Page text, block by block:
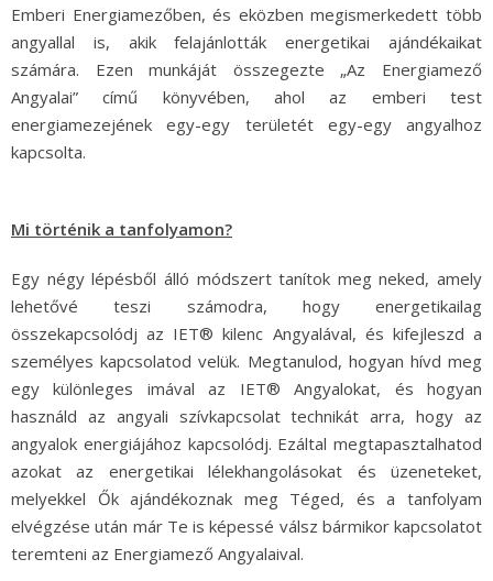
Emberi Energiamezőben, és eközben megismerkedett több
angyallal is, akik felajánlották energetikai ajándékaikat
számára. Ezen munkáját összegezte „Az Energiamező
Angyalai” című könyvében, ahol az emberi test
energiamezejének egy-egy területét egy-egy angyalhoz
kapcsolta.
Mi történik a tanfolyamon?
Egy négy lépésből álló módszert tanítok meg neked, amely
lehetővé teszi számodra, hogy energetikailag
összekapcsolódj az IET® kilenc Angyalával, és kifejleszd a
személyes kapcsolatod velük. Megtanulod, hogyan hívd meg
egy különleges imával az IET® Angyalokat, és hogyan
használd az angyali szívkapcsolat technikát arra, hogy az
angyalok energiájához kapcsolódj. Ezáltal megtapasztalhatod
azokat az energetikai lélekhangolásokat és üzeneteket,
melyekkel Ők ajándékoznak meg Téged, és a tanfolyam
elvégzése után már Te is képessé válsz bármikor kapcsolatot
teremteni az Energiamező Angyalaival.